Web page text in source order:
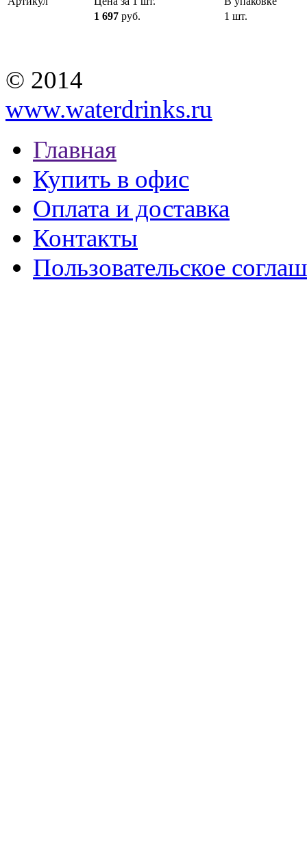
1 697 руб. 1 шт.
© 2014
www.waterdrinks.ru
Главная
Купить в офис
Оплата и доставка
Контакты
Пользовательское